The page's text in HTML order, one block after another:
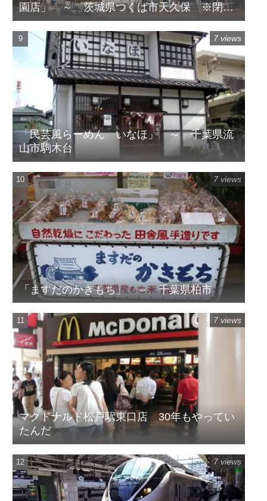
園店」 ～ 茨城県つくば市天久保 ※閉店
してます
「民芸風らーめん いなほ」 ～ 千葉県流
山市駒木台
7 views
「ますだのかきもち」 ～ 千葉県柏市
7 views
マクドナルド松戸駅東口店 30年もやってい
たんだ
7 views
7 views